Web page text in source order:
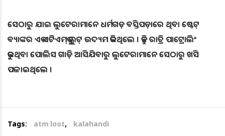
ସେଠାରୁ ଯାଇ ଲୁଟେରାମାନେ ଧର୍ମଗଡ଼ ବସ୍ତିପଡ଼ାରେ ଥିବା ଷ୍ଟେଟ୍‌
ବ୍ୟାଙ୍କର ଏକ ଏଟିଏମ୍‌କୁ ଲୁଟ୍‌ ଉଦ୍ୟମ କରିଥିଲେ । କିନ୍ତୁ ରାତ୍ରି ପାଟ୍ରୋଲିଂ
କରୁଥିବା ପୋଲିସ ଗାଡ଼ି ଆସିଯିବାରୁ ଲୁଟେରାମାନେ ସେଠାରୁ ଖସି
ପଳାଇଥିଲେ ।
Tags: atm loot, kalahandi